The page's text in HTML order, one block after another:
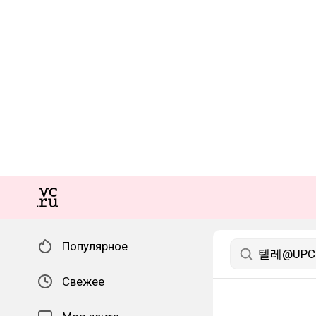
Популярное
Свежее